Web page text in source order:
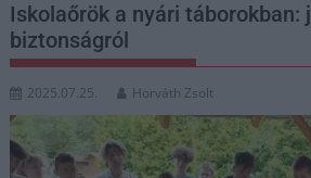
Iskolaőrök a nyári táborokban:
biztonságról
2025.07.25. Horváth Zsolt